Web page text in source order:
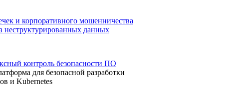
и корпоративного мошенничества
неструктурированных данных
контроль безопасности ПО
для безопасной разработки
и Kubernetes